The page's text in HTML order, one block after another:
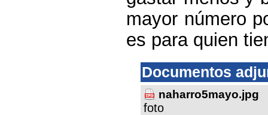
mayor número
es para quien
Documentos
naharro5mayo.jpg
foto